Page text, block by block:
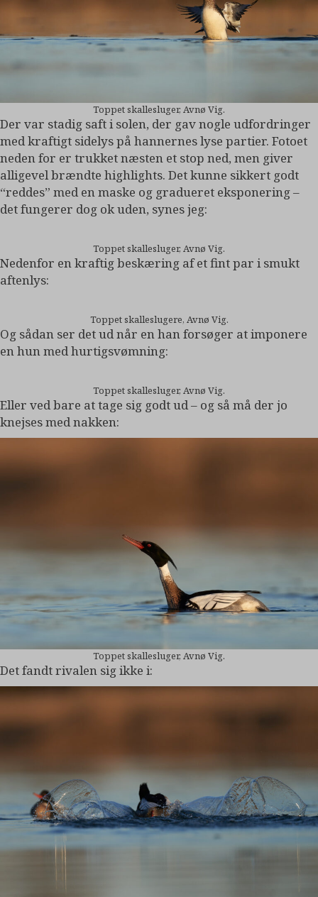
Toppet skallesluger, Avnø Vig.
Der var stadig saft i solen, der gav nogle udfordringer
med kraftigt sidelys på hannernes lyse partier. Fotoet
neden for er trukket næsten et stop ned, men giver
alligevel brændte highlights. Det kunne sikkert godt
“reddes” med en maske og gradueret eksponering –
det fungerer dog ok uden, synes jeg:
Toppet skallesluger, Avnø Vig.
Nedenfor en kraftig beskæring af et fint par i smukt
aftenlys:
Toppet skalleslugere, Avnø Vig.
Og sådan ser det ud når en han forsøger at imponere
en hun med hurtigsvømning:
Toppet skallesluger, Avnø Vig.
Eller ved bare at tage sig godt ud – og så må der jo
knejses med nakken:
Toppet skallesluger, Avnø Vig.
Det fandt rivalen sig ikke i: